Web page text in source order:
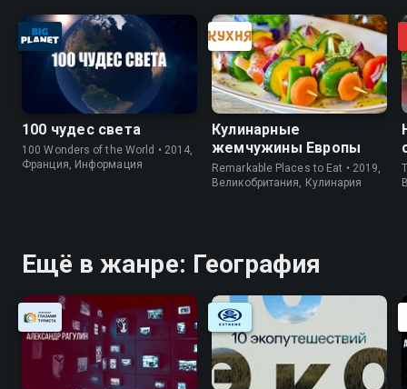
100 чудес света
100 Wonders of the World • 2014,
Франция, Информация
Кулинарные
жемчужины Европы
Remarkable Places to Eat • 2019,
Великобритания, Кулинария
Ещё в жанре: География